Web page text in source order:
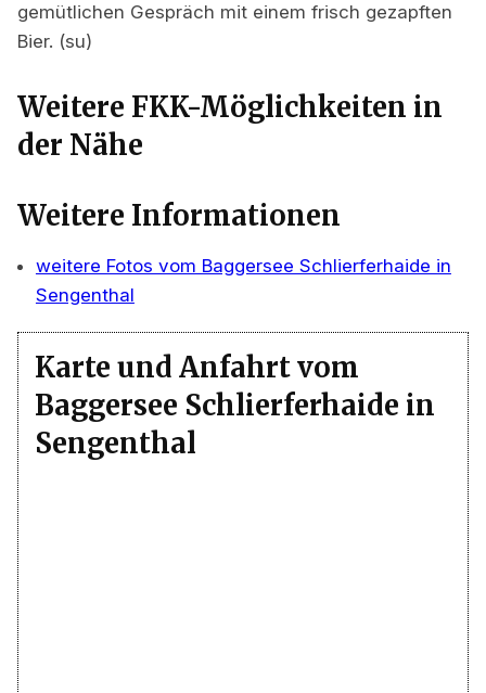
gemütlichen Gespräch mit einem frisch gezapften
Bier. (su)
Weitere FKK-Möglichkeiten in
der Nähe
Weitere Informationen
weitere Fotos vom Baggersee Schlierferhaide in
Sengenthal
Karte und Anfahrt vom
Baggersee Schlierferhaide in
Sengenthal